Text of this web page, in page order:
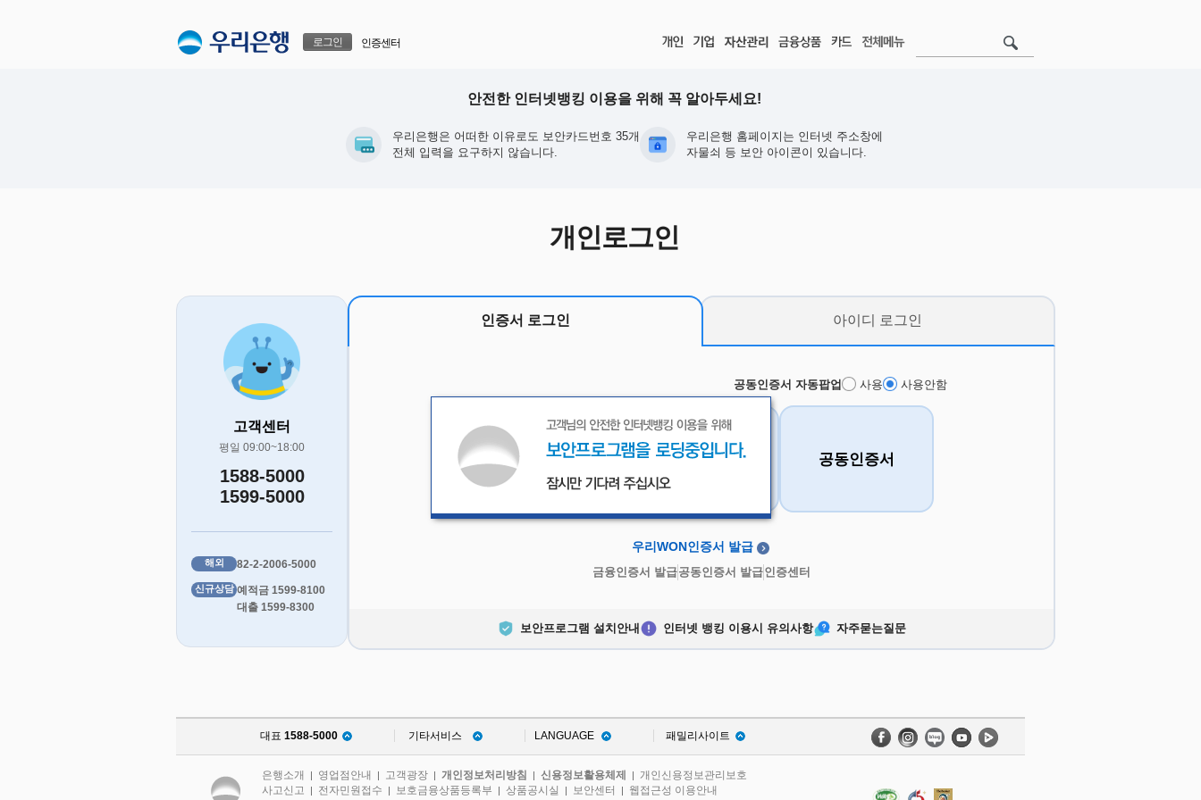
로그인 인증센터
안전한 인터넷뱅킹 이용을 위해 꼭 알아두세요!
우리은행은 어떠한 이유로도 보안카드번호 35개
전체 입력을 요구하지 않습니다.
우리은행 홈페이지는 인터넷 주소창에
자물쇠 등 보안 아이콘이 있습니다.
개인로그인
고객센터
평일 09:00~18:00
1588-5000
1599-5000
해외 82-2-2006-5000
신규상담 예적금 1599-8100
대출 1599-8300
인증서 로그인
공동인증서 자동팝업 사용 사용안함
우리WON인증서 금융인증서 공동인증서
우리WON인증서 발급
금융인증서 발급공동인증서 발급인증센터
아이디 로그인
보안프로그램 설치안내 인터넷 뱅킹 이용시 유의사항 자주묻는질문
대표 1588-5000 기타서비스 LANGUAGE 패밀리사이트
은행소개 | 영업점안내 | 고객광장 | 개인정보처리방침 | 신용정보활용체제 | 개인신용정보관리보호
사고신고 | 전자민원접수 | 보호금융상품등록부 | 상품공시실 | 보안센터 | 웹접근성 이용안내